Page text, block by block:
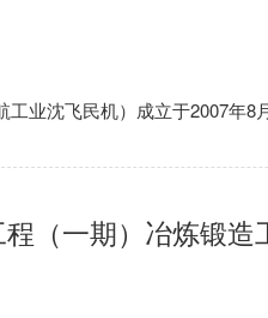
飞民机）成立于2007年8月
（一期）冶炼锻造